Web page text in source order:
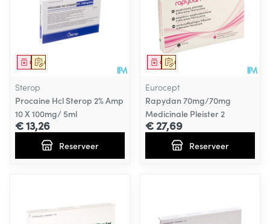
Op voorschrift
Geneesmiddel
Sterop
Procaine Hcl Sterop 2% Amp
10 X 100mg/ 5ml
€ 13,26
Reserveer
Op voorschrift
Geneesmiddel
Eurocept
Rapydan 70mg/70mg
Medicinale Pleister 2
€ 27,69
Reserveer